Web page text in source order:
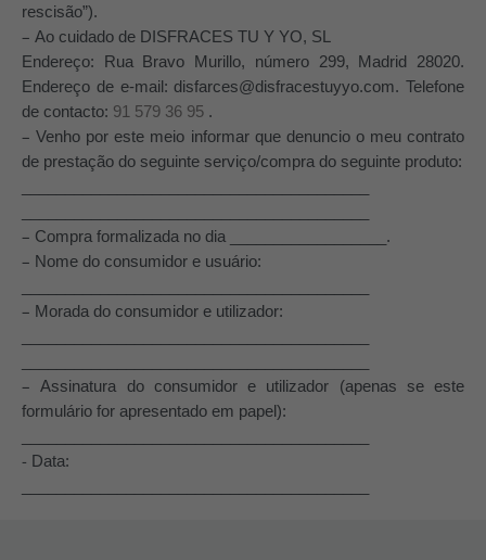
rescisão”).
– Ao cuidado de DISFRACES TU Y YO, SL
Endereço: Rua Bravo Murillo, número 299, Madrid 28020.
Endereço de e-mail: disfarces@disfracestuyyo.com. Telefone
de contacto: 91 579 36 95 .
–Venho por este meio informar que denuncio o meu contrato
de prestação do seguinte serviço/compra do seguinte produto:
– Compra formalizada no dia __________________.
– Nome do consumidor e usuário:
– Morada do consumidor e utilizador:
–Assinatura do consumidor e utilizador (apenas se este
formulário for apresentado em papel):
- Data: